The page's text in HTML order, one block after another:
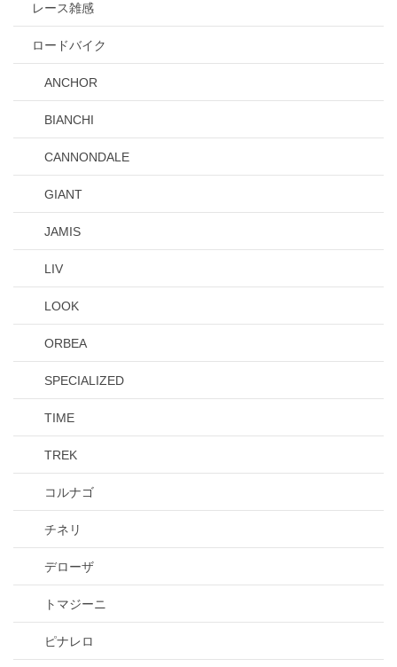
レース雑感
ロードバイク
ANCHOR
BIANCHI
CANNONDALE
GIANT
JAMIS
LIV
LOOK
ORBEA
SPECIALIZED
TIME
TREK
コルナゴ
チネリ
デローザ
トマジーニ
ピナレロ